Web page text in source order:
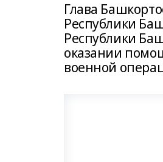
Глава
Республики
Республики
оказании
военной